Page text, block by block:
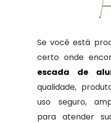
Se você está
certo onde
escada de
qualidade,
uso seguro,
para atender